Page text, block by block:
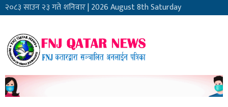
२०८३ साउन २३ गते शनिवार|2026 August 8th Saturday